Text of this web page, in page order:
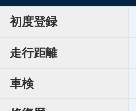
初度登録
走行距離
車検